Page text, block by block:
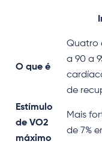
O que é
Quatro
a 90 a
de
Estímulo
de VO2
máximo
Mais
de 7%